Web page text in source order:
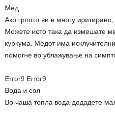
Мед
Ако грлото ви е многу
Можете исто така да измешате
куркума. Медот има
помогне во ублажување на
Error9 Error9
Вода и сол
Во чаша топла вода додадете